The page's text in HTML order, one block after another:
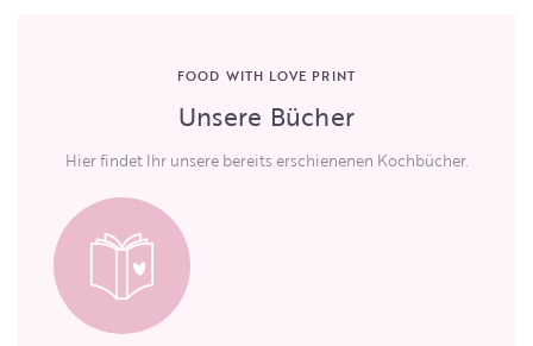
FOOD WITH LOVE PRINT
Unsere Bücher
Hier findet Ihr unsere bereits erschienenen Kochbücher.